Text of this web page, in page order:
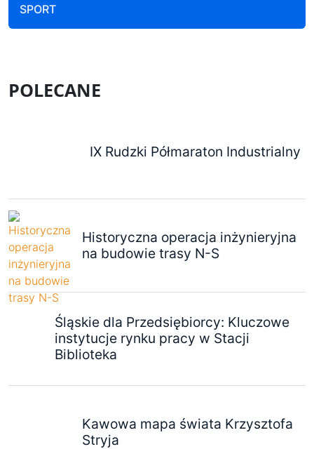
SPORT
POLECANE
IX Rudzki Półmaraton Industrialny
Historyczna operacja inżynieryjna
na budowie trasy N-S
Śląskie dla Przedsiębiorcy: Kluczowe
instytucje rynku pracy w Stacji
Biblioteka
Kawowa mapa świata Krzysztofa
Stryja